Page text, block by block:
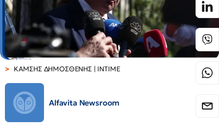
ΚΑΜΣΗΣ ΔΗΜΟΣΘΕΝΗΣ | INTIME
Alfavita Newsroom